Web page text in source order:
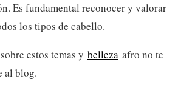
Es fundamental reconocer y valorar
los tipos de cabello.
estos temas y belleza afro no te
al blog.